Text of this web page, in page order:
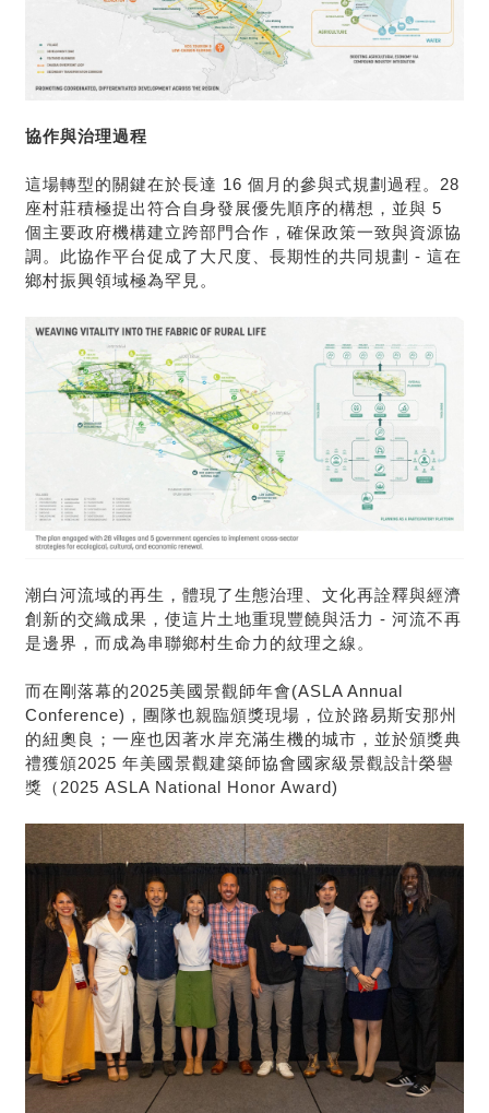
協作與治理過程
這場轉型的關鍵在於長達 16 個月的參與式規劃過程。28
座村莊積極提出符合自身發展優先順序的構想，並與 5
個主要政府機構建立跨部門合作，確保政策一致與資源協
調。此協作平台促成了大尺度、長期性的共同規劃 - 這在
鄉村振興領域極為罕見。
潮白河流域的再生，體現了生態治理、文化再詮釋與經濟
創新的交織成果，使這片土地重現豐饒與活力 - 河流不再
是邊界，而成為串聯鄉村生命力的紋理之線。
而在剛落幕的2025美國景觀師年會(ASLA Annual
Conference)，團隊也親臨頒獎現場，位於路易斯安那州
的紐奧良；一座也因著水岸充滿生機的城市，並於頒獎典
禮獲頒2025 年美國景觀建築師協會國家級景觀設計榮譽
獎（2025 ASLA National Honor Award)